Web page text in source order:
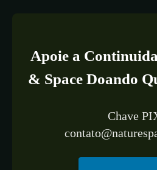
Apoie a
& Space Doando
Chave